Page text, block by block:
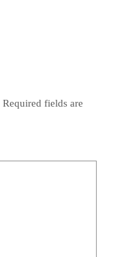
Required fields are